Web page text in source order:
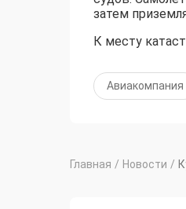
затем
К месту
Авиакомпания
Главная / Новости /